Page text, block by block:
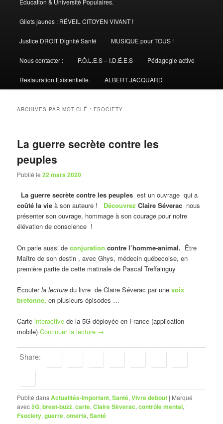
Gilets jaunes : RÉVEIL CITOYEN VIVANT !
Justice DROIT Dignité Santé MUSIQUE pour TOUS !
Nous contacter : P.Ô.L.E.S – I.D.É.E.S Pédagogie active
Restauration Existentielle. ALBERT JACQUARD
ARCHIVES PAR MOT-CLÉ : FSOCIETY
La guerre secrète contre les
peuples
Publié le22 mars 2020
La guerre secrète contre les peuples est un ouvrage qui a
coûté la vie à son auteure ! Découvrez Claire Séverac nous
présenter son ouvrage, hommage à son courage pour notre
élévation de conscience !
On parle aussi de conjuration contre l’homme-animal. Être
Maître de son destin , avec Ghys, médecin québecoise, en
première partie de cette matinale de Pascal Treffainguy
Ecouterla lecturedu livre de Claire Séverac par unevoix
bretonne, en plusieurs épisodes …
Carteinteractive de la 5G déployée en France (application
mobile)Continuer la lecture →
Share:
Publié dansActualités-Important,Santé,VIvre debout | Marqué
avec5G,brest-buzz,carte,Claire Sèverac,contrôle mental,
Fsociety,guerre,omerta,Santé